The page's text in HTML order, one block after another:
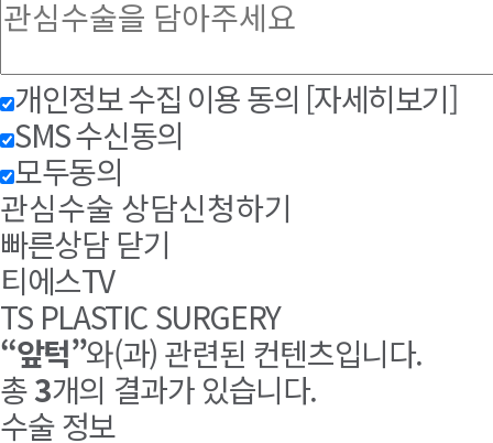
개인정보 수집 이용 동의 [자세히보기]
SMS 수신동의
모두동의
관심수술 상담신청하기
빠른상담 닫기
티에스TV
TS PLASTIC SURGERY
“앞턱”와(과) 관련된 컨텐츠입니다.
총3개의 결과가 있습니다.
수술 정보